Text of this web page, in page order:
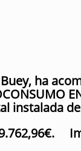
ha
instalada